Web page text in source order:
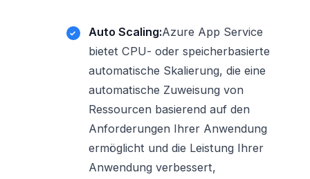
Auto Scaling:Azure App Service
bietet CPU- oder speicherbasierte
automatische Skalierung, die eine
automatische Zuweisung von
Ressourcen basierend auf den
Anforderungen Ihrer Anwendung
ermöglicht und die Leistung Ihrer
Anwendung verbessert,